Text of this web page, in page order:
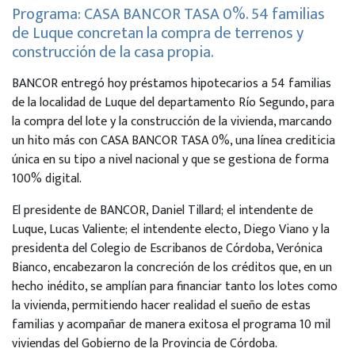
Programa: CASA BANCOR TASA 0%. 54 familias
de Luque concretan la compra de terrenos y
construcción de la casa propia.
BANCOR entregó hoy préstamos hipotecarios a 54 familias
de la localidad de Luque del departamento Río Segundo, para
la compra del lote y la construcción de la vivienda, marcando
un hito más con CASA BANCOR TASA 0%, una línea crediticia
única en su tipo a nivel nacional y que se gestiona de forma
100% digital.
El presidente de BANCOR, Daniel Tillard; el intendente de
Luque, Lucas Valiente; el intendente electo, Diego Viano y la
presidenta del Colegio de Escribanos de Córdoba, Verónica
Bianco, encabezaron la concreción de los créditos que, en un
hecho inédito, se amplían para financiar tanto los lotes como
la vivienda, permitiendo hacer realidad el sueño de estas
familias y acompañar de manera exitosa el programa 10 mil
viviendas del Gobierno de la Provincia de Córdoba.